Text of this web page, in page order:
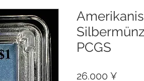
PCGS
26.000 ¥